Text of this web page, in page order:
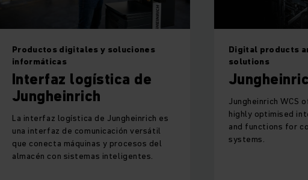
Digital products and software
solutions
Jungheinrich WCS
Jungheinrich WCS offers a variety of
highly optimised intelligent algorithms
and functions for complex automated
systems.
Integrado
EWM
Desde la
hasta el